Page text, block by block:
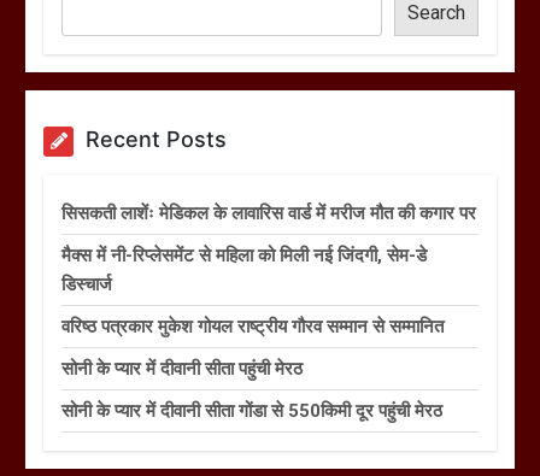
Search
Recent Posts
सिसकती लाशेंः मेडिकल के लावारिस वार्ड में मरीज मौत की कगार पर
मैक्स में नी-रिप्लेसमेंट से महिला को मिली नई जिंदगी, सेम-डे
डिस्चार्ज
वरिष्ठ पत्रकार मुकेश गोयल राष्ट्रीय गौरव सम्मान से सम्मानित
सोनी के प्यार में दीवानी सीता पहुंची मेरठ
सोनी के प्यार में दीवानी सीता गोंडा से 550किमी दूर पहुंची मेरठ